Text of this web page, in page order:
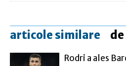
articole similare
Rodri a ales